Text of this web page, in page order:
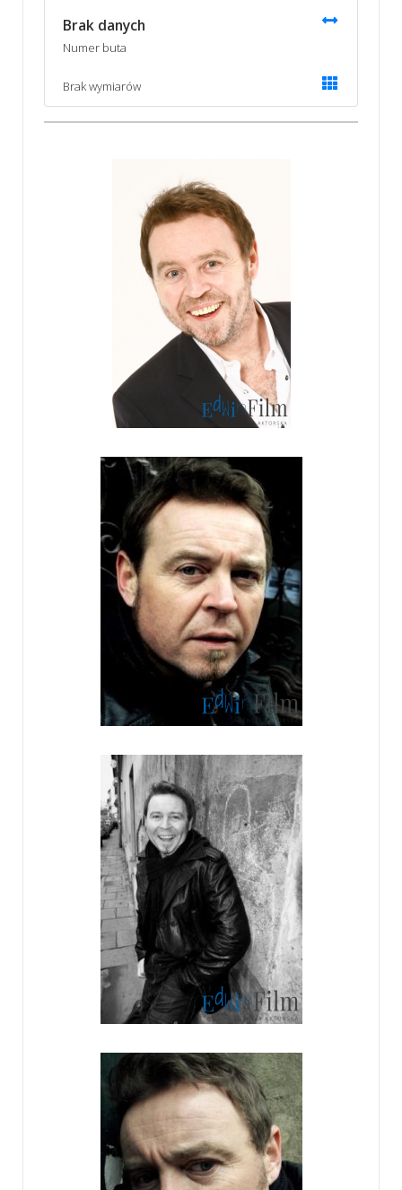
Brak danych
Numer buta
Brak wymiarów